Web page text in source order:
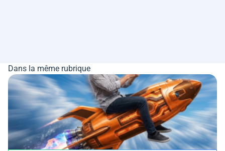
Dans la même rubrique